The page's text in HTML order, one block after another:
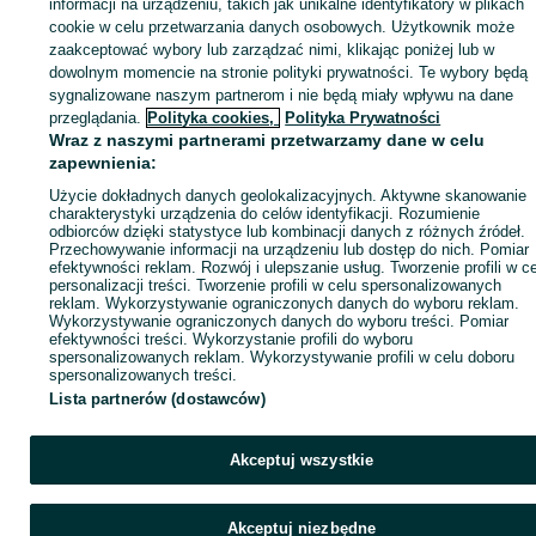
Zaloguj się / Załóż konto
Wyślij wiadomość Kup
informacji na urządzeniu, takich jak unikalne identyfikatory w plikach
cookie w celu przetwarzania danych osobowych. Użytkownik może
zaakceptować wybory lub zarządzać nimi, klikając poniżej lub w
dowolnym momencie na stronie polityki prywatności. Te wybory będą
sygnalizowane naszym partnerom i nie będą miały wpływu na dane
przeglądania. Polityka cookies, Polityka Prywatności
Wraz z naszymi partnerami przetwarzamy dane w celu
zapewnienia:
Użycie dokładnych danych geolokalizacyjnych. Aktywne skanowanie
charakterystyki urządzenia do celów identyfikacji. Rozumienie
odbiorców dzięki statystyce lub kombinacji danych z różnych źródeł.
Przechowywanie informacji na urządzeniu lub dostęp do nich. Pomiar
efektywności reklam. Rozwój i ulepszanie usług. Tworzenie profili w
personalizacji treści. Tworzenie profili w celu spersonalizowanych
reklam. Wykorzystywanie ograniczonych danych do wyboru reklam.
Wykorzystywanie ograniczonych danych do wyboru treści. Pomiar
efektywności treści. Wykorzystanie profili do wyboru
spersonalizowanych reklam. Wykorzystywanie profili w celu doboru
spersonalizowanych treści.
Lista partnerów (dostawców)
Akceptuj wszystkie
Akceptuj niezbędne